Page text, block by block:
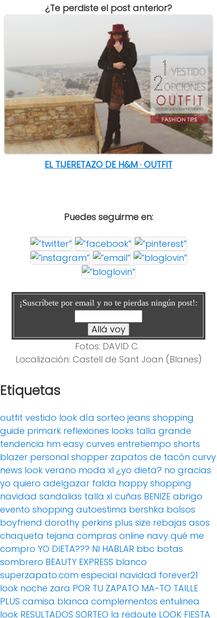
¿Te perdiste el post anterior?
EL TIJERETAZO DE H&M · OUTFIT
Puedes seguirme en:
¡Suscríbete por email y no te pierdas ningún post!:
Fotos: DAVID C.
Localización: Castell de Sant Joan (Blanes)
Etiquetas
outfit vestido look día sorteo jeans shopping
guide primark reflexiones looks talla grande
tendencia hm easy curves entretiempo shorts
blazer personal shopper zapatos de tacón curvy
news look verano moda xl ¿yo dieta? no gracias
yo quiero adelgazar falda happy shopping
navidad sandalias talla xl cuñas BENIZE abrigo
evento shopping autoestima bershka bolsos
boyfriend dorothy perkins plus size rebajas asos
chaqueta tejana compras online navy qué me
compro YO DIETA??? NI HABLAR bbc botas
sombrero BEAUTY EXPRESS blanco
superzapato.com especial navidad forever21
look noche zara POR TU ZAPATO MA-TO TAILLE
PLUS camisa blanca complementos entulinea
look RESULTADOS SORTEO la redoute LOOK FIESTA